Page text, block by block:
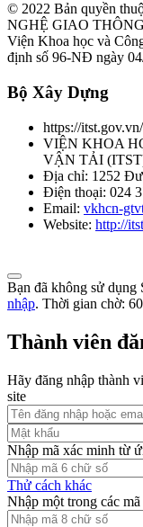
© 2022 Bản quyền
NGHỆ GIAO
Viện Khoa học và
định số 96-NĐ ngày
Bộ Xây Dựng
https://
VIỆN KHOA
VẬN TẢI (ITST
Địa chỉ: 1252
Điện thoại: 024
Email: vkhcn-
Website: http://
Bạn đã không sử dụng
nhập. Thời gian chờ: 60
Thành viên
Hãy đăng nhập thành
site
Nhập mã xác minh từ
Thử cách khác
Nhập một trong các